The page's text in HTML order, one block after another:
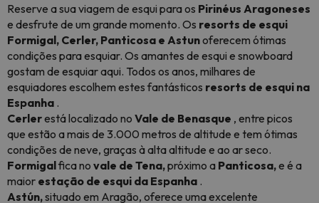
Reserve a sua viagem de esqui para os Pirinéus Aragoneses
e desfrute de um grande momento. Os resorts de esqui
Formigal, Cerler, Panticosa e Astunoferecem ótimas
condições para esquiar. Os amantes de esqui e snowboard
gostam de esquiar aqui. Todos os anos, milhares de
esquiadores escolhem estes fantásticos resorts de esqui na
Espanha .
Cerlerestá localizado no Vale de Benasque , entre picos
que estão a mais de 3.000 metros de altitude e tem ótimas
condições de neve, graças à alta altitude e ao ar seco.
Formigalfica no vale de Tena,próximo a Panticosa,e é a
maior estação de esqui da Espanha .
Astún,situado em Aragão, oferece uma excelente